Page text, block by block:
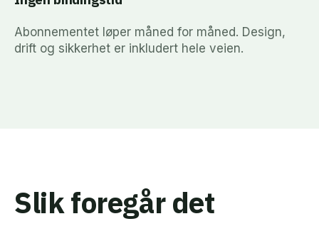
Abonnementet løper måned for måned. Design,
drift og sikkerhet er inkludert hele veien.
Slik foregår det